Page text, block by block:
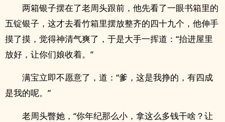
两箱银子摆在了老周头跟前，他先看了一眼书箱里的
五锭银子，这才去看竹箱里摆放整齐的四十九个，他伸手
摸了摸，觉得神清气爽了，于是大手一挥道：“抬进屋里
放好，让你们娘收着。”
满宝立即不愿意了，道：“爹，这是我挣的，有四成
是我的呢。”
老周头瞥她，“你年纪那么小，拿这么多钱干啥？让